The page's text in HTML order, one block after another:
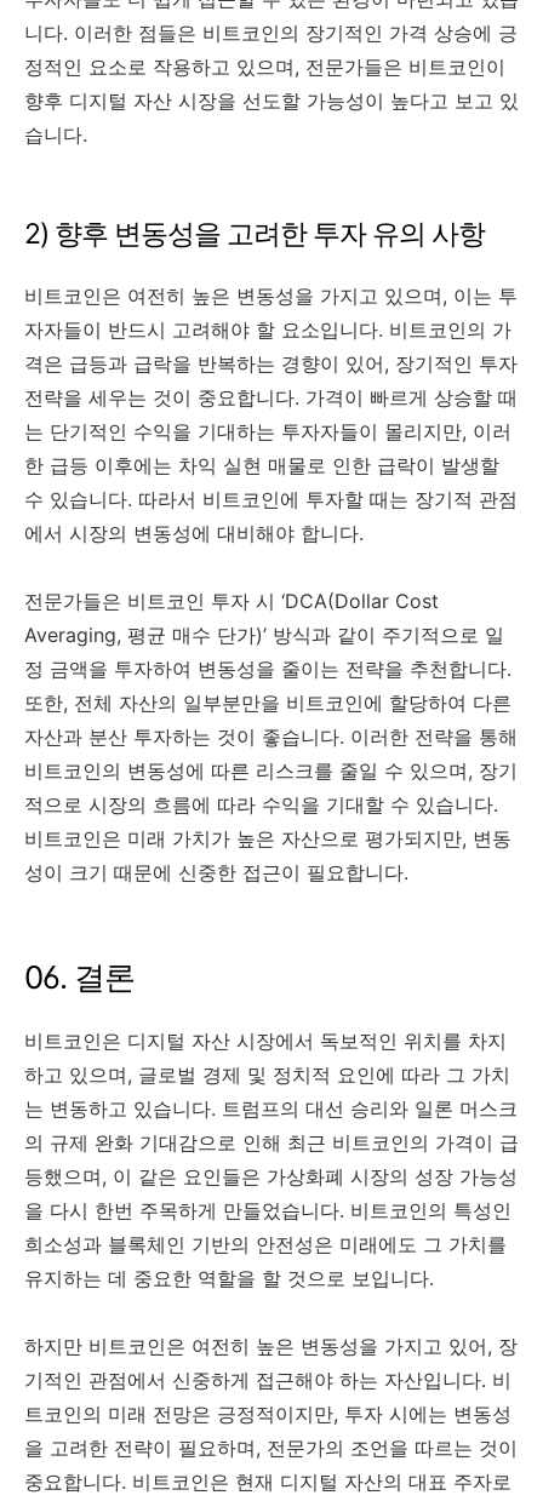
니다. 이러한 점들은 비트코인의 장기적인 가격 상승에 긍
정적인 요소로 작용하고 있으며, 전문가들은 비트코인이
향후 디지털 자산 시장을 선도할 가능성이 높다고 보고 있
습니다.
2) 향후 변동성을 고려한 투자 유의 사항
비트코인은 여전히 높은 변동성을 가지고 있으며, 이는 투
자자들이 반드시 고려해야 할 요소입니다. 비트코인의 가
격은 급등과 급락을 반복하는 경향이 있어, 장기적인 투자
전략을 세우는 것이 중요합니다. 가격이 빠르게 상승할 때
는 단기적인 수익을 기대하는 투자자들이 몰리지만, 이러
한 급등 이후에는 차익 실현 매물로 인한 급락이 발생할
수 있습니다. 따라서 비트코인에 투자할 때는 장기적 관점
에서 시장의 변동성에 대비해야 합니다.
전문가들은 비트코인 투자 시 ‘DCA(Dollar Cost
Averaging, 평균 매수 단가)’ 방식과 같이 주기적으로 일
정 금액을 투자하여 변동성을 줄이는 전략을 추천합니다.
또한, 전체 자산의 일부분만을 비트코인에 할당하여 다른
자산과 분산 투자하는 것이 좋습니다. 이러한 전략을 통해
비트코인의 변동성에 따른 리스크를 줄일 수 있으며, 장기
적으로 시장의 흐름에 따라 수익을 기대할 수 있습니다.
비트코인은 미래 가치가 높은 자산으로 평가되지만, 변동
성이 크기 때문에 신중한 접근이 필요합니다.
06. 결론
비트코인은 디지털 자산 시장에서 독보적인 위치를 차지
하고 있으며, 글로벌 경제 및 정치적 요인에 따라 그 가치
는 변동하고 있습니다. 트럼프의 대선 승리와 일론 머스크
의 규제 완화 기대감으로 인해 최근 비트코인의 가격이 급
등했으며, 이 같은 요인들은 가상화폐 시장의 성장 가능성
을 다시 한번 주목하게 만들었습니다. 비트코인의 특성인
희소성과 블록체인 기반의 안전성은 미래에도 그 가치를
유지하는 데 중요한 역할을 할 것으로 보입니다.
하지만 비트코인은 여전히 높은 변동성을 가지고 있어, 장
기적인 관점에서 신중하게 접근해야 하는 자산입니다. 비
트코인의 미래 전망은 긍정적이지만, 투자 시에는 변동성
을 고려한 전략이 필요하며, 전문가의 조언을 따르는 것이
중요합니다. 비트코인은 현재 디지털 자산의 대표 주자로